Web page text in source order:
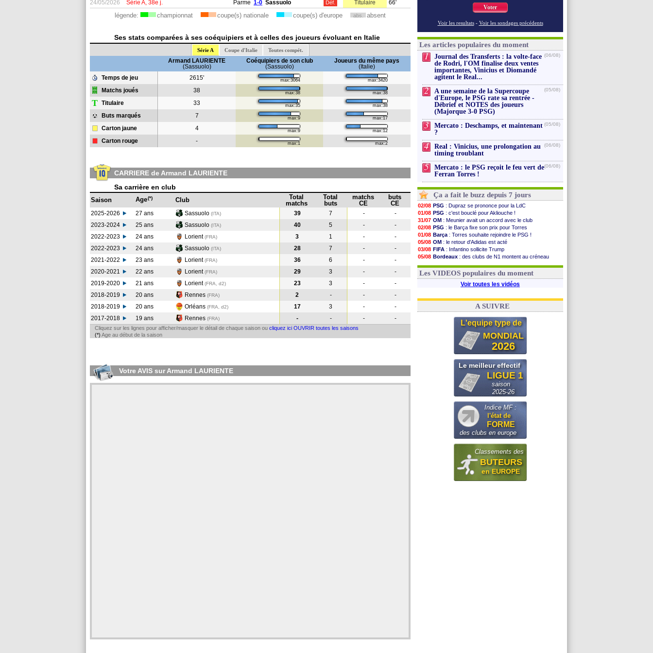
24/05/2026
Série A, 38e j. Parme 1-0 Sassuolo Déf. Titulaire 66'
légende: championnat coupe(s) nationale coupe(s) d'europe abs. absent
Ses stats comparées à ses coéquipiers et à celles des joueurs évoluant en Italie
Série A Coupe d'Italie Toutes compét.
Armand LAURIENTE
(Sassuolo)
Coéquipiers de son club
(Sassuolo)
Joueurs du même pays
(Italie)
Temps de jeu
2615' max:3064 max:3420
Matchs joués 38 max:38 max:38
T Titulaire 33 max:35 max:38
Buts marqués 7 max:9 max:17
Carton jaune 4 max:9 max:12
Carton rouge - max:1 max:2
CARRIERE de Armand LAURIENTE
Sa carrière en club
Saison Age(*) Club
Total
matchs
Total
buts
matchs
CE
buts
CE
2025-2026 27 ans Sassuolo (ITA) 39 7 -
-
2023-2024
25 ans Sassuolo (ITA) 40 5 -
-
2022-2023
24 ans Lorient(FRA) 3 1 -
-
2022-2023
24 ans Sassuolo (ITA) 28 7 -
-
2021-2022
23 ans Lorient(FRA) 36 6 -
-
2020-2021
22 ans Lorient(FRA) 29 3 -
-
2019-2020
21 ans Lorient(FRA, d2) 23 3 -
-
2018-2019
20 ans Rennes (FRA) 2 - -
-
2018-2019
20 ans Orléans (FRA, d2) 17 3 -
-
2017-2018
19 ans Rennes (FRA) - - - -
Cliquez sur les lignes pour afficher/masquer le détail de chaque saison ou cliquez ici OUVRIR toutes les saisons
(*) Age au début de la saison
Votre AVIS sur Armand LAURIENTE
Voter
Voir les resultats - Voir les sondages précédents
Les articles populaires du moment
1
Journal des Transferts : la volte-face
de Rodri, l'OM finalise deux ventes
importantes, Vinicius et Diomandé
agitent le Real...
(06/08)
2
A une semaine de la Supercoupe
d'Europe, le PSG rate sa rentrée -
Débrief et NOTES des joueurs
(Majorque 3-0 PSG)
(05/08)
3
Mercato : Deschamps, et maintenant
?
(05/08)
4
Real : Vinicius, une prolongation au
timing troublant
(06/08)
5
Mercato : le PSG reçoit le feu vert de
Ferran Torres !
(06/08)
Ça a fait le buzz depuis 7 jours
02/08 PSG : Dupraz se prononce pour la LdC
01/08 PSG : c'est bouclé pour Akliouche !
31/07 OM : Meunier avait un accord avec le club
02/08 PSG : le Barça fixe son prix pour Torres
01/08 Barça : Torres souhaite rejoindre le PSG !
05/08 OM : le retour d'Adidas est acté
03/08 FIFA : Infantino sollicite Trump
05/08 Bordeaux : des clubs de N1 montent au créneau
03/08 Real: le démenti de Leipzig pour Diomandé
Les VIDEOS populaires du moment
Voir toutes les vidéos
A SUIVRE
L'equipe type de
MONDIAL
2026
Le meilleur effectif
LIGUE 1
saison
2025-26
Indice MF :
l'état de
FORME
des clubs en europe
Classements des
BUTEURS
en EUROPE